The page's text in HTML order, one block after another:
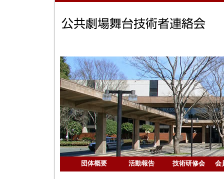
団体概要 活動報告 技術研修会 会